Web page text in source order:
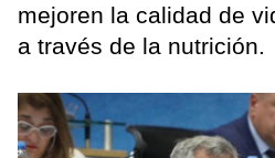
mejoren la calidad de
a través de la nutrición.